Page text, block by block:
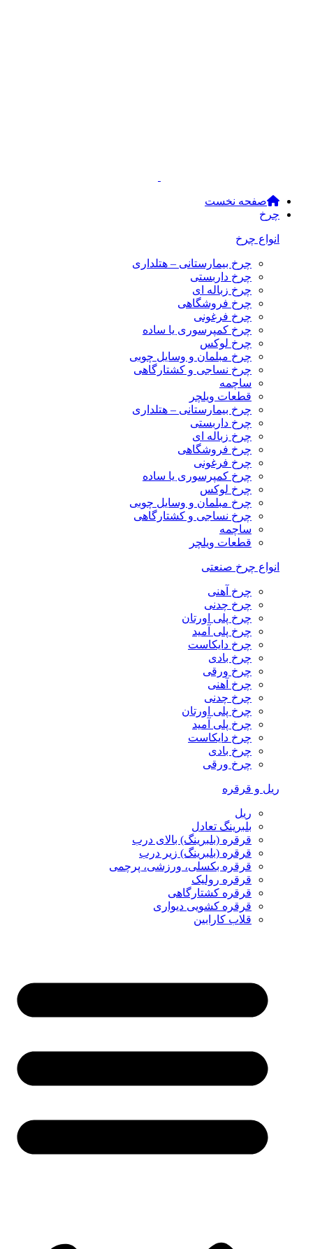
صفحه نخست
چرخ
انواع چرخ
چرخ بیمارستانی – هتلداری
چرخ داربستی
چرخ زباله ای
چرخ فروشگاهی
چرخ فرغونی
چرخ کمپرسوری یا ساده
چرخ لوکس
چرخ مبلمان و وسایل چوبی
چرخ نساجی و کشتارگاهی
ساچمه
قطعات ویلچر
چرخ بیمارستانی – هتلداری
چرخ داربستی
چرخ زباله ای
چرخ فروشگاهی
چرخ فرغونی
چرخ کمپرسوری یا ساده
چرخ لوکس
چرخ مبلمان و وسایل چوبی
چرخ نساجی و کشتارگاهی
ساچمه
قطعات ویلچر
انواع چرخ صنعتی
چرخ آهنی
چرخ چدنی
چرخ پلی اورتان
چرخ پلی آمید
چرخ دایکاست
چرخ بادی
چرخ ورقی
چرخ آهنی
چرخ چدنی
چرخ پلی اورتان
چرخ پلی آمید
چرخ دایکاست
چرخ بادی
چرخ ورقی
ریل و قرقره
ریل
بلبرینگ تعادل
قرقره (بلبرینگ) بالای درب
قرقره (بلبرینگ) زیر درب
قرقره بکسلی، ورزشی، پرچمی
قرقره رولیک
قرقره کشتارگاهی
قرقره کشویی دیواری
قلاب کارابین